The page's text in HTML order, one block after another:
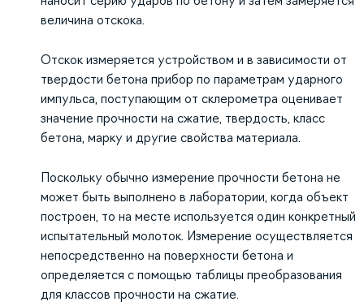
величина отскока.
Отскок измеряется устройством и в зависимости от
твердости бетона прибор по параметрам ударного
импульса, поступающим от склерометра оценивает
значение прочности на сжатие, твердость, класс
бетона, марку и другие свойства материала.
Поскольку обычно измерение прочности бетона не
может быть выполнено в лаборатории, когда объект
построен, то на месте используется один конкретный
испытательный молоток. Измерение осуществляется
непосредственно на поверхности бетона и
определяется с помощью таблицы преобразования
для классов прочности на сжатие.